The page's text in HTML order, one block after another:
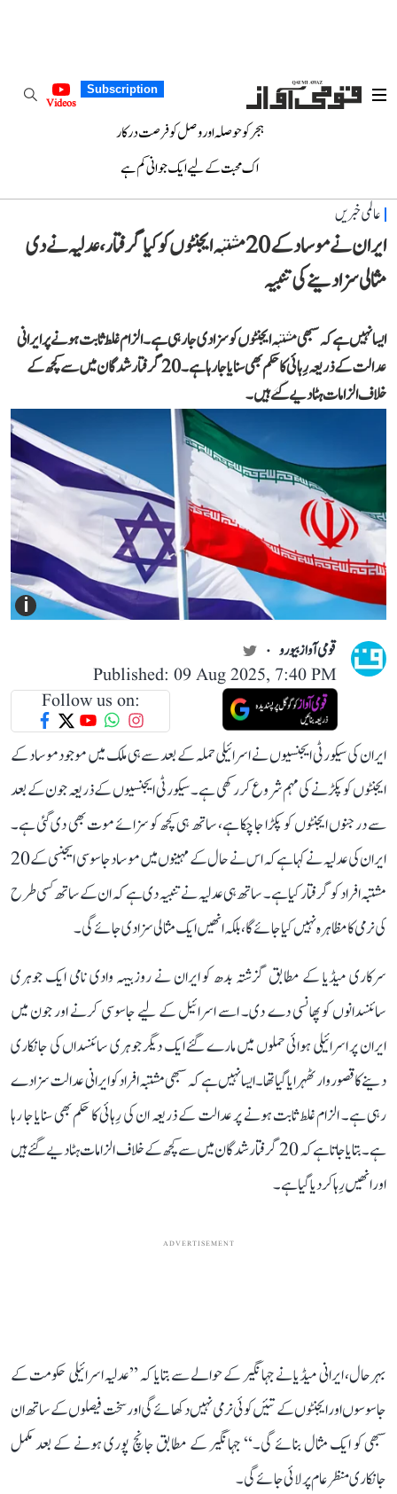
Subscription
Videos
ہجر کو حوصلہ اور وصل کو فرصت درکار
اک محبت کے لیے ایک جوانی کم ہے
عالمی خبریں
ایران نے موساد کے 20 مشتبہ ایجنٹوں کو کیا گرفتار، عدلیہ نے دی
مثالی سزا دینے کی تنبیہ
ایسا نہیں ہے کہ سبھی مشتبہ ایجنٹوں کو سزا دی جا رہی ہے۔ الزام غلط ثابت ہونے پر ایرانی
عدالت کے ذریعہ رِہائی کا حکم بھی سنایا جا رہا ہے۔ 20 گرفتار شدگان میں سے کچھ کے
خلاف الزامات ہٹا دیے گئے ہیں۔
i
قومی آواز بیورو
Published: 09 Aug 2025, 7:40 PM
Follow us on:
ایران کی سیکورٹی ایجنسیوں نے اسرائیلی حملہ کے بعد سے ہی ملک میں موجود موساد کے
ایجنٹوں کو پکڑنے کی مہم شروع کر رکھی ہے۔ سیکورٹی ایجنسیوں کے ذریعہ جون کے بعد
سے درجنوں ایجنٹوں کو پکڑا جا چکا ہے، ساتھ ہی کچھ کو سزائے موت بھی دی گئی ہے۔
ایران کی عدلیہ نے کہا ہے کہ اس نے حال کے مہینوں میں موساد جاسوسی ایجنسی کے 20
مشتبہ افراد کو گرفتار کیا ہے۔ ساتھ ہی عدلیہ نے تنبیہ دی ہے کہ ان کے ساتھ کسی طرح
کی نرمی کا مظاہرہ نہیں کیا جائے گا، بلکہ انھیں ایک مثالی سزا دی جائے گی۔
سرکاری میڈیا کے مطابق گزشتہ بدھ کو ایران نے روزبیہہ وادی نامی ایک جوہری
سائنسدانوں کو پھانسی دے دی۔ اسے اسرائیل کے لیے جاسوسی کرنے اور جون میں
ایران پر اسرائیلی ہوائی حملوں میں مارے گئے ایک دیگر جوہری سائنسداں کی جانکاری
دینے کا قصوروار ٹھہرایا گیا تھا۔ ایسا نہیں ہے کہ سبھی مشتبہ افراد کو ایرانی عدالت سزا دے
رہی ہے۔ الزام غلط ثابت ہونے پر عدالت کے ذریعہ ان کی رِہائی کا حکم بھی سنایا جا رہا
ہے۔ بتایا جاتا ہے کہ 20 گرفتار شدگان میں سے کچھ کے خلاف الزامات ہٹا دیے گئے ہیں
اور انھیں رِہا کر دیا گیا ہے۔
ADVERTISEMENT
بہرحال، ایرانی میڈیا نے جہانگیر کے حوالے سے بتایا کہ ’’عدلیہ اسرائیلی حکومت کے
جاسوسوں اور ایجنٹوں کے تئیں کوئی نرمی نہیں دکھائے گی اور سخت فیصلوں کے ساتھ ان
سبھی کو ایک مثال بنائے گی۔‘‘ جہانگیر کے مطابق جانچ پوری ہونے کے بعد مکمل
جانکاری منظر عام پر لائی جائے گی۔